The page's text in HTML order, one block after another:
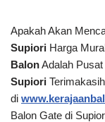
Apakah Akan
Supiori Harga
BalonAdalah
Supiori
di
Balon Gate di